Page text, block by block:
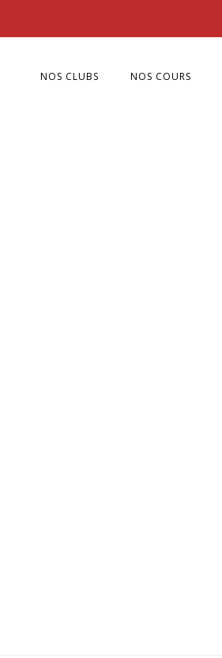
NOS CLUBS NOS COURS